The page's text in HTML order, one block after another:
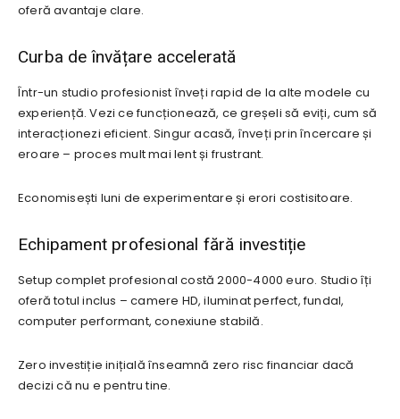
oferă avantaje clare.
Curba de învățare accelerată
Într-un studio profesionist înveți rapid de la alte modele cu
experiență. Vezi ce funcționează, ce greșeli să eviți, cum să
interacționezi eficient. Singur acasă, înveți prin încercare și
eroare – proces mult mai lent și frustrant.
Economisești luni de experimentare și erori costisitoare.
Echipament profesional fără investiție
Setup complet profesional costă 2000-4000 euro. Studio îți
oferă totul inclus – camere HD, iluminat perfect, fundal,
computer performant, conexiune stabilă.
Zero investiție inițială înseamnă zero risc financiar dacă
decizi că nu e pentru tine.